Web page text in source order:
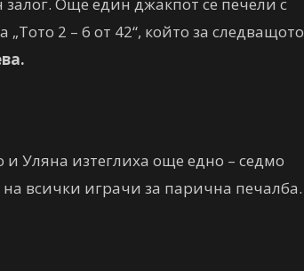
2 – 6 от 42“, който за следващото
Уляна изтеглиха още едно – седмо
всички играчи за парична печалба.